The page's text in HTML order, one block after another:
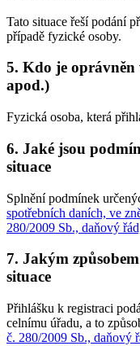
Tato situace řeší podání
případě fyzické osoby.
5. Kdo je oprávněn
apod.)
Fyzická osoba, která
6. Jaké jsou
situace
Splnění podmínek
spotřebních daních, ve
280/2009 Sb., daňový
7. Jakým
situace
Přihlášku k registraci
celnímu úřadu, a to
č. 280/2009 Sb., daňový